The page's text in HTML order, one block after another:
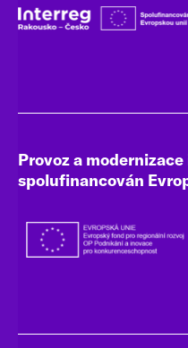
Provoz a
spolufinancován